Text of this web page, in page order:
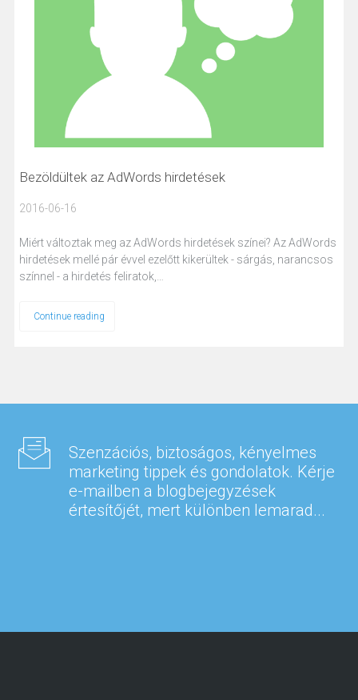
Bezöldültek az AdWords hirdetések
2016-06-16
Miért változtak meg az AdWords hirdetések színei? Az AdWords
hirdetések mellé pár évvel ezelőtt kikerültek - sárgás, narancsos
színnel - a hirdetés feliratok,…
Continue reading
Szenzációs, biztoságos, kényelmes
marketing tippek és gondolatok. Kérje
e-mailben a blogbejegyzések
értesítőjét, mert különben lemarad...